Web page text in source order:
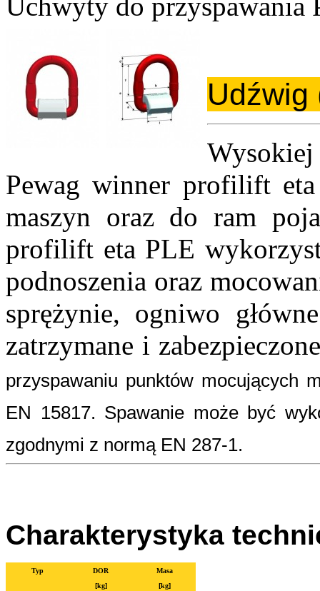
Wysokiej
Pewag winner profilift
maszyn oraz do ram
profilift eta PLE
podnoszenia oraz
sprężynie, ogniwo
zatrzymane i
przyspawaniu punktów mocujących
EN 15817. Spawanie może być
zgodnymi z normą EN 287-1.
Charakterystyka
Typ DOR
Masa
[kg]
[kg]